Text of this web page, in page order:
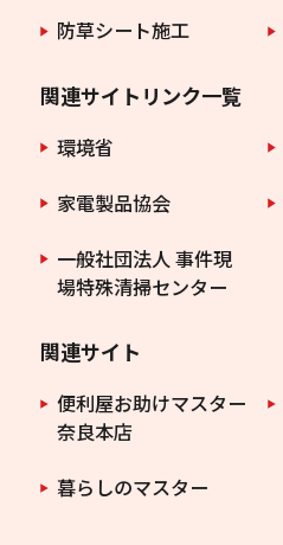
防草シート施工
関連サイトリンク一覧
環境省
家電製品協会
一般社団法人 事件現
場特殊清掃センター
関連サイト
便利屋お助けマスター
奈良本店
暮らしのマスター